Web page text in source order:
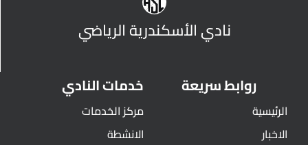
نادي الأسكندرية الرياضي
روابط سريعة
الرئيسية
الاخبار
خدمات النادي
مركز الخدمات
الانشطة